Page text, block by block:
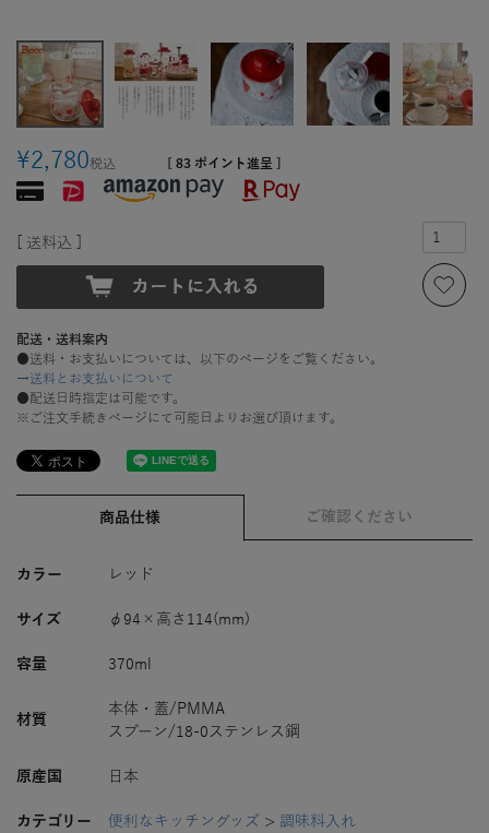
¥2,780税込 83 ポイント進呈 ]
送料込
配送・送料案内
●送料・お支払いについては、以下のページをご覧ください。
→送料とお支払いについて
●配送日時指定は可能です。
※ご注文手続きページにて可能日よりお選び頂けます。
商品仕様 ご確認ください
カラー レッド
サイズ φ94×高さ114(mm)
容量 370ml
材質
本体・蓋/PMMA
スプーン/18-0ステンレス鋼
原産国 日本
カテゴリー 便利なキッチングッズ > 調味料入れ